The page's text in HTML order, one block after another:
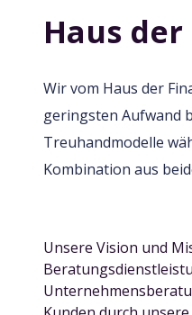
Haus
Wir vom Haus der
geringsten Aufwand
Treuhandmodelle
Kombination aus
Unsere Vision und